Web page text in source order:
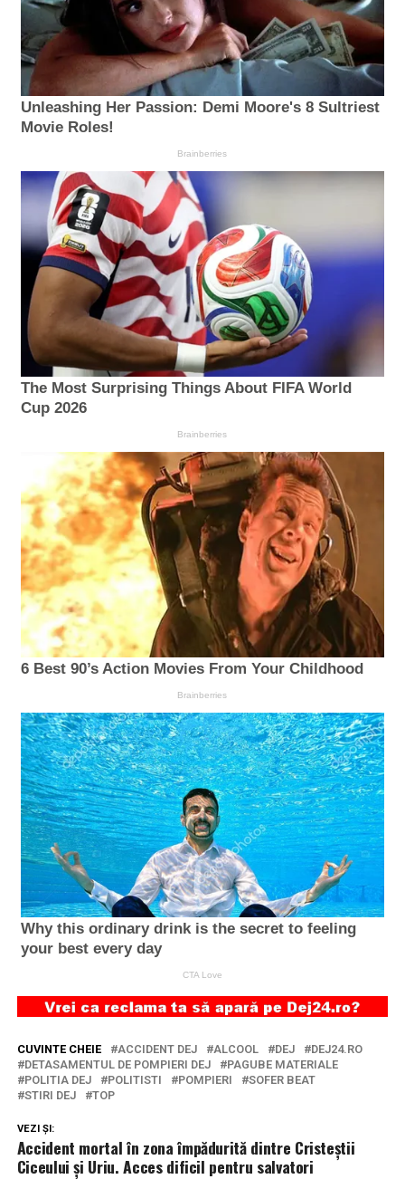
CUVINTE CHEIE ACCIDENT DEJ ALCOOL DEJ
DEJ24.RO
DETASAMENTUL DE POMPIERI DEJ
PAGUBE MATERIALE
POLITIA DEJ
POLITISTI POMPIERI
SOFER BEAT
STIRI DEJ
TOP
VEZI ȘI:
Accident mortal în zona împădurită dintre Cristeștii
Ciceului și Uriu. Acces dificil pentru salvatori